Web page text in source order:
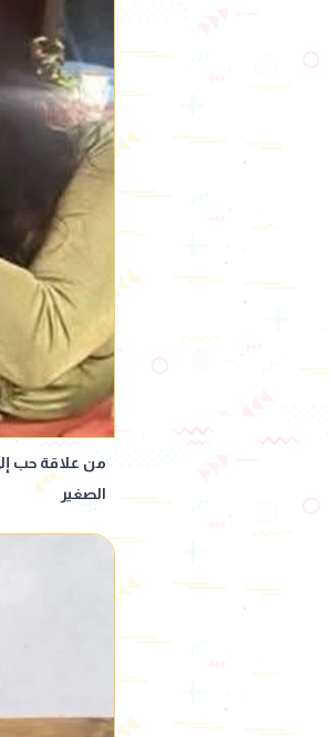
من علاقة حب
الصغير